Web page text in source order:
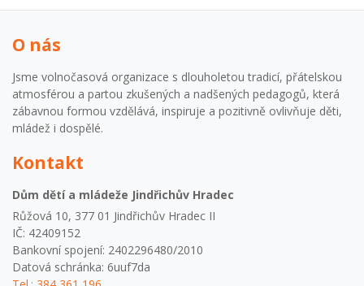
O nás
Jsme volnočasová organizace s dlouholetou tradicí, přátelskou
atmosférou a partou zkušených a nadšených pedagogů, která
zábavnou formou vzdělává, inspiruje a pozitivně ovlivňuje děti,
mládež i dospělé.
Kontakt
Dům dětí a mládeže Jindřichův Hradec
Růžová 10, 377 01 Jindřichův Hradec II
IČ: 42409152
Bankovní spojení: 2402296480/2010
Datová schránka: 6uuf7da